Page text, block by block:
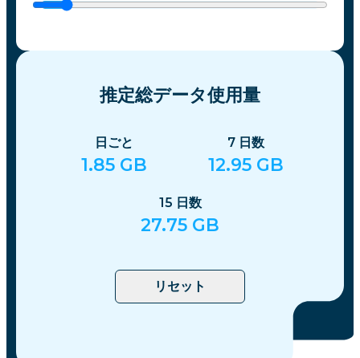
推定総データ使用量
日ごと
1.85 GB
7 日数
12.95 GB
15 日数
27.75 GB
リセット